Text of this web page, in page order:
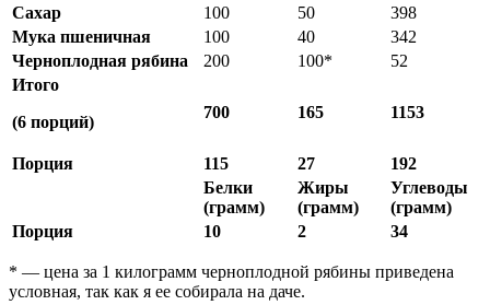
Сахар
100 50
398
Мука пшеничная
100 40
342
Черноплодная рябина
200 100*
52
Итого
(6 порций)
700 165 1153
Порция 115 27
192
Белки
(грамм)
Жиры
(грамм)
Углеводы
(грамм)
Порция
10 2 34
* — цена за 1 килограмм черноплодной рябины приведена
условная, так как я ее собирала на даче.